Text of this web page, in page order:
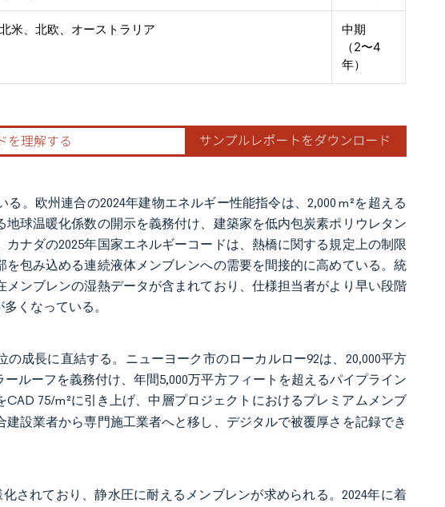
北米、北欧、オーストラリア
中期
（2〜4
年）
。欧州連合の2024年建物エネルギー性能指令は、2,000 m²を超える
球温暖化係数の開示を義務付け、建築家を低内包炭素ポリウレタン
ナダの2025年国家エネルギーコードは、熱橋に関する規定上の制限
包み込める連続液体メンブレンへの需要を間接的に高めている。統
ンブレンの湿熱データが含まれており、仕様担当者がより早い段階
くなっている。
成長に直結する。ニューヨーク市のローカルロー92は、20,000平方
ルーフを義務付け、年間5,000万平方フィートを超えるパイプライン
CAD 75/m²に引き上げ、中層プロジェクトにおけるプレミアムメンブ
設業者から専門施工業者へと移し、デジタルで被覆厚さを記録でき
されており、静水圧に耐えるメンブレンが求められる。2024年に着